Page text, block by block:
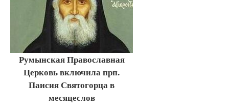
Румынская Православная
Церковь включила прп.
Паисия Святогорца в
месяцеслов